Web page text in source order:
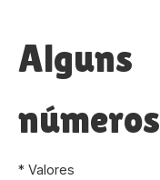
Alguns
números
* Valores